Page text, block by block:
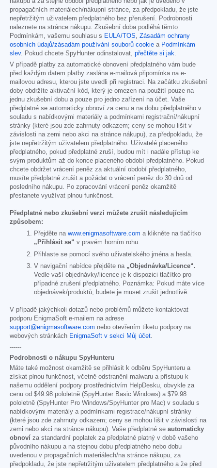
propagačních materiálech/nákupní stránce, za předpokladu, že jste
nepřetržitým uživatelem předplatného bez přerušení. Podrobnosti
naleznete na stránce nákupu. Zkušební doba podléhá těmto
Podmínkám, vašemu souhlasu s EULA/TOS, Zásadám ochrany
osobních údajů/zásadám používání souborů cookie a Podmínkám
slev. Pokud chcete SpyHunter odinstalovat, přečtěte si jak.
V případě platby za automatické obnovení předplatného vám bude
před každým datem platby zaslána e-mailová připomínka na e-
mailovou adresu, kterou jste uvedli při registraci. Na začátku zkušební
doby obdržíte aktivační kód, který je omezen na použití pouze na
jednu zkušební dobu a pouze pro jedno zařízení na účet. Vaše
předplatné se automaticky obnoví za cenu a na dobu předplatného v
souladu s nabídkovými materiály a podmínkami registrační/nákupní
stránky (které jsou zde zahrnuty odkazem; ceny se mohou lišit v
závislosti na zemi nebo akci na stránce nákupu), za předpokladu, že
jste nepřetržitým uživatelem předplatného. Uživatelé placeného
předplatného, pokud předplatné zruší, budou mít i nadále přístup ke
svým produktům až do konce placeného období předplatného. Pokud
chcete obdržet vrácení peněz za aktuální období předplatného,
musíte předplatné zrušit a požádat o vrácení peněz do 30 dnů od
posledního nákupu. Po zpracování vrácení peněz okamžitě
přestanete využívat plnou funkčnost.
Předplatné nebo zkušební verzi můžete zrušit následujícím
způsobem:
Přejděte na www.enigmasoftware.com a klikněte na tlačítko
„Přihlásit se“ v pravém horním rohu.
Přihlaste se pomocí svého uživatelského jména a hesla.
V navigační nabídce přejděte na „Objednávka/Licence“.
Vedle vaší objednávky/licence je k dispozici tlačítko pro
případné zrušení předplatného. Poznámka: Pokud máte více
objednávek/produktů, budete je muset zrušit jednotlivě.
V případě jakýchkoli dotazů nebo problémů můžete kontaktovat
podporu EnigmaSoft e-mailem na adrese
support@enigmasoftware.com nebo otevřením tiketu podpory na
webových stránkách EnigmaSoft v sekci Můj účet.
------
Podrobnosti o nákupu SpyHunteru
Máte také možnost okamžitě se přihlásit k odběru SpyHunteru a
získat plnou funkčnost, včetně odstranění malwaru a přístupu k
našemu oddělení podpory prostřednictvím HelpDesku, obvykle za
cenu od $49.98 pololetně (SpyHunter Basic Windows) a $79.98
pololetně (SpyHunter Pro Windows/SpyHunter pro Mac) v souladu s
nabídkovými materiály a podmínkami registrace/nákupní stránky
(které jsou zde zahrnuty odkazem; ceny se mohou lišit v závislosti na
zemi nebo akci na stránce nákupu). Vaše předplatné se automaticky
obnoví za standardní poplatek za předplatné platný v době vašeho
původního nákupu a na stejnou dobu předplatného nebo dobu
uvedenou v propagačních materiálech/na stránce nákupu, za
předpokladu, že jste nepřetržitým uživatelem předplatného a že před